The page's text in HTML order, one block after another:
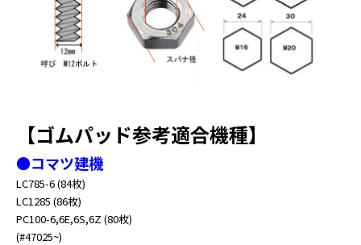
【ゴムパッド参考適合機種】
●コマツ建機
LC785-6 (84枚)
LC1285 (86枚)
PC100-6,6E,6S,6Z (80枚)
(#47025~)